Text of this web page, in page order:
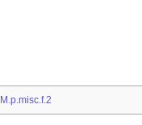
M.p.misc.f.2